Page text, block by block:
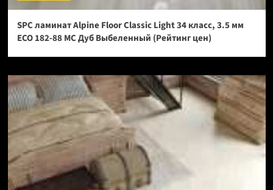
SPC ламинат Alpine Floor Classic Light 34 класс, 3.5 мм
ECO 182-88 МС Дуб Выбеленный (Рейтинг цен)